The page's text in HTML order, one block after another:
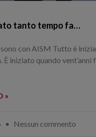
tanto tempo fa…
sono con AISM Tutto è
iniziato quando vent’anni
»
Nessun commento